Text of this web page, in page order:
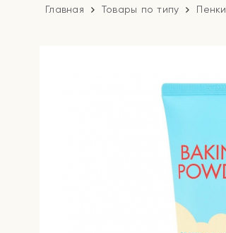
Главная Товары по типу Пенки